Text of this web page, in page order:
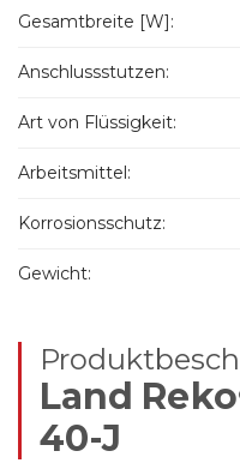
Gesamtbreite [W]:
Anschlussstutzen:
Art von Flüssigkeit:
Arbeitsmittel:
Korrosionsschutz:
Gewicht:
Land Reko
40-J